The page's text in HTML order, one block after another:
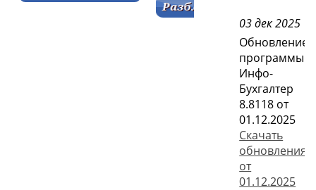
03 дек 2025
Обновление
программы
Инфо-
Бухгалтер
8.8118 от
01.12.2025
Скачать
обновления
от
01.12.2025